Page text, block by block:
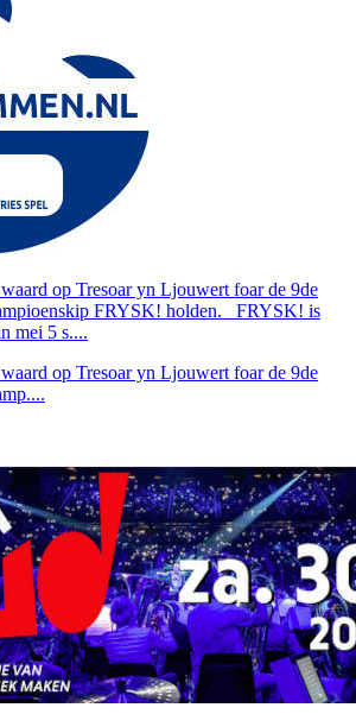
op Tresoar yn Ljouwert foar de 9de
FRYSK! holden. FRYSK! is
mei 5 s....
op Tresoar yn Ljouwert foar de 9de